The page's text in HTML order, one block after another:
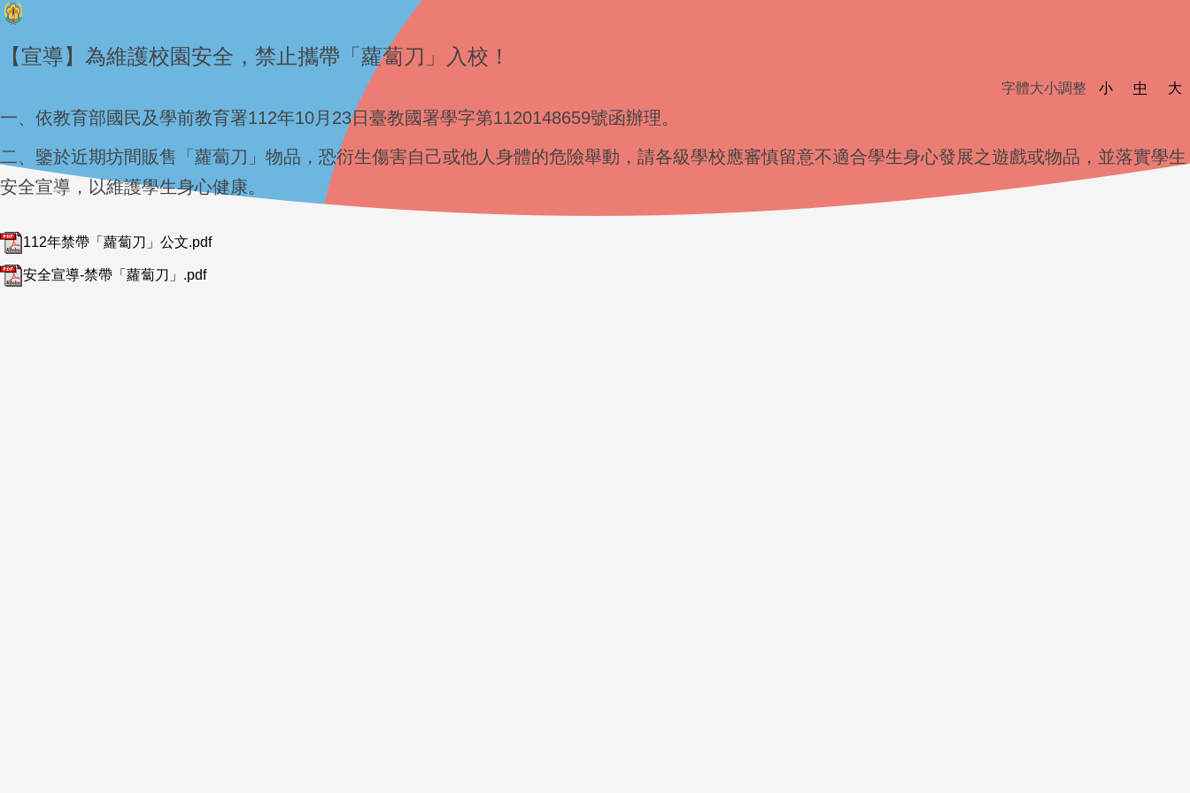
【宣導】為維護校園安全，禁止攜帶「蘿蔔刀」入校！
字體大小調整 小 中 大
一、依教育部國民及學前教育署112年10月23日臺教國署學字第1120148659號函辦理。
二、鑒於近期坊間販售「蘿蔔刀」物品，恐衍生傷害自己或他人身體的危險舉動，請各級學校應審慎留意不適合學生身心發展之遊戲或物品，並落實學生
安全宣導，以維護學生身心健康。
112年禁帶「蘿蔔刀」公文.pdf
安全宣導-禁帶「蘿蔔刀」.pdf